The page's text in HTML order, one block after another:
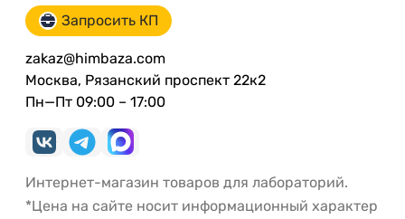
Запросить КП
zakaz@himbaza.com
Москва, Рязанский проспект 22к2
Пн—Пт 09:00 – 17:00
Интернет-магазин товаров для лабораторий.
*Цена на сайте носит информационный характер